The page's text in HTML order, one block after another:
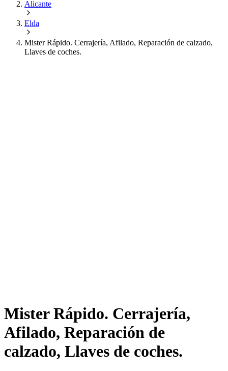
Alicante
Elda
Mister Rápido. Cerrajería, Afilado, Reparación de calzado,
Llaves de coches.
Mister Rápido. Cerrajería,
Afilado, Reparación de
calzado, Llaves de coches.